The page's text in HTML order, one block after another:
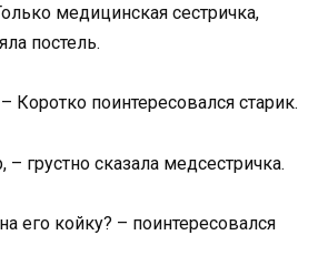
медицинская сестричка,
постель.
Коротко поинтересовался старик.
грустно сказала медсестричка.
его койку? – поинтересовался